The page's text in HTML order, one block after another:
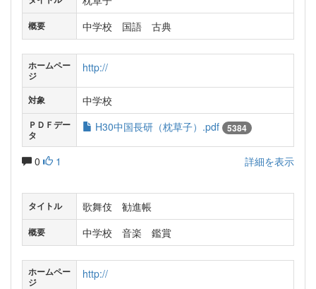
概要 中学校 国語 古典
ホームペー
ジ
http://
対象 中学校
ＰＤＦデー
タ
H30中国長研（枕草子）.pdf 5384
0 1 詳細を表示
タイトル 歌舞伎 勧進帳
概要 中学校 音楽 鑑賞
ホームペー
ジ
http://